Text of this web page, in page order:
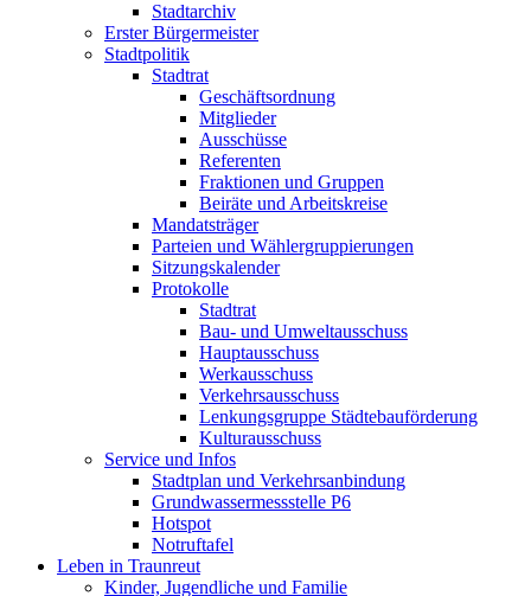
Stadtarchiv
Erster Bürgermeister
Stadtpolitik
Stadtrat
Geschäftsordnung
Mitglieder
Ausschüsse
Referenten
Fraktionen und Gruppen
Beiräte und Arbeitskreise
Mandatsträger
Parteien und Wählergruppierungen
Sitzungskalender
Protokolle
Stadtrat
Bau- und Umweltausschuss
Hauptausschuss
Werkausschuss
Verkehrsausschuss
Lenkungsgruppe Städtebauförderung
Kulturausschuss
Service und Infos
Stadtplan und Verkehrsanbindung
Grundwassermessstelle P6
Hotspot
Notruftafel
Leben in Traunreut
Kinder, Jugendliche und Familie